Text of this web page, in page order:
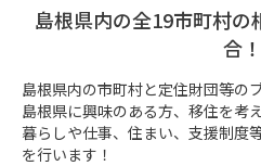
島根県内の全19市町村の
合！
島根県内の市町村と定住財団等の
島根県に興味のある方、移住を考
暮らしや仕事、住まい、支援制度
を行います！